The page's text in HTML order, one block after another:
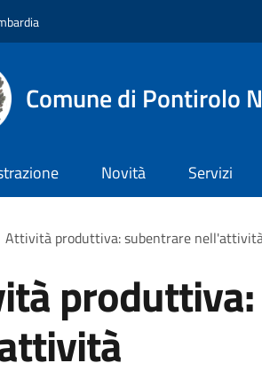
Comune di Pontirolo
Novità Servizi
di pane
Attività produttiva: subentrare